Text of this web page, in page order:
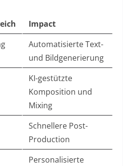
Impact
Automatisierte Text-
und Bildgenerierung ​
KI-gestützte
Komposition und
Mixing ​
Schnellere Post-
Production
Personalisierte